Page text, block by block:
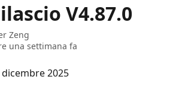
V4.87.0
Zeng
una settimana fa
2025